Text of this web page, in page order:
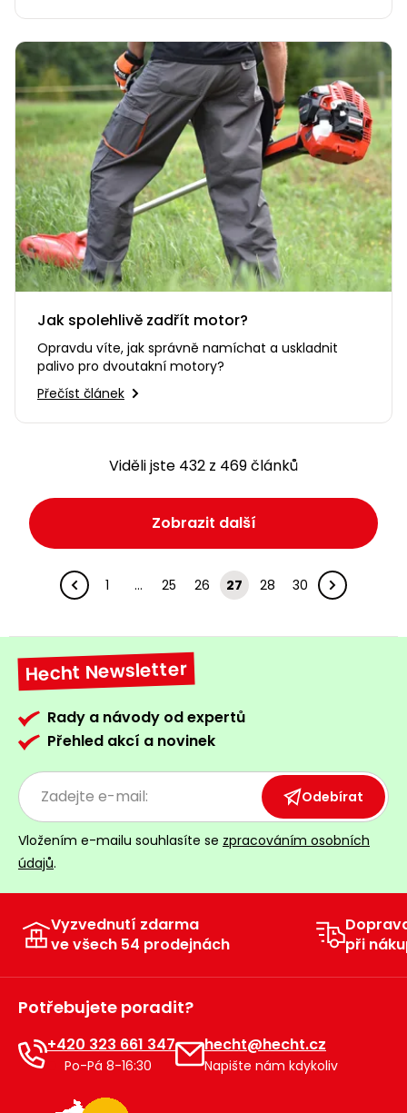
Jak spolehlivě zadřít motor?
Opravdu víte, jak správně namíchat a uskladnit
palivo pro dvoutakní motory?
Přečíst článek
Viděli jste 432 z 469 článků
Zobrazit další
1 … 25 26 27 28 30
Hecht Newsletter
Rady a návody od expertů
Přehled akcí a novinek
Odebírat
Vložením e-mailu souhlasíte se zpracováním osobních
údajů.
Vyzvednutí zdarma
ve všech 54 prodejnách
při
Potřebujete poradit?
+420 323 661 347
Po-Pá 8-16:30
hecht@hecht.cz
Napište nám kdykoliv